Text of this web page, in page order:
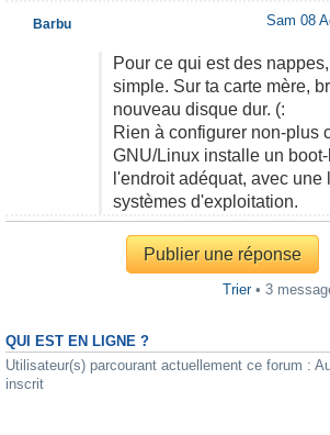
Sam 08
Pour ce qui est des
simple. Sur ta carte mère,
nouveau disque dur. (:
Rien à configurer non-plus
GNU/Linux installe un
l'endroit adéquat, avec une
systèmes d'exploitation.
Barbu
Publier une réponse
Trier• 3
QUI EST EN LIGNE ?
Utilisateur(s) parcourant actuellement ce forum :
inscrit